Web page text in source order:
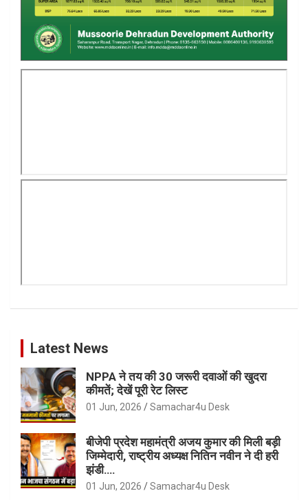
Latest News
NPPA ने तय की 30 जरूरी दवाओं की खुदरा
कीमतें; देखें पूरी रेट लिस्ट
01 Jun, 2026 Samachar4u Desk
बीजेपी प्रदेश महामंत्री अजय कुमार की मिली बड़ी
जिम्मेदारी, राष्ट्रीय अध्यक्ष नितिन नवीन ने दी हरी
झंडी….
01 Jun, 2026 Samachar4u Desk